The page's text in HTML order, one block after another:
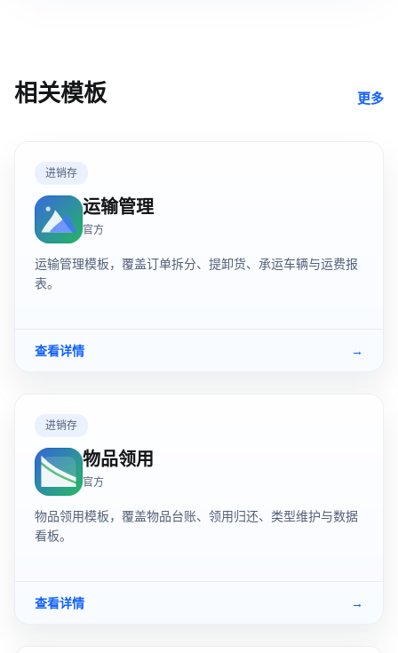
相关模板 更多
进销存
运输管理
官方
运输管理模板，覆盖订单拆分、提卸货、承运车辆与运费报
表。
查看详情 →
进销存
物品领用
官方
物品领用模板，覆盖物品台账、领用归还、类型维护与数据
看板。
查看详情 →